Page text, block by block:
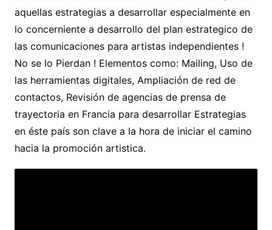
aquellas estrategias a desarrollar especialmente en
lo concerniente a desarrollo del plan estrategico de
las comunicaciones para artistas independientes !
No se lo Pierdan ! Elementos como: Mailing, Uso de
las herramientas digitales, Ampliación de red de
contactos, Revisión de agencias de prensa de
trayectoria en Francia para desarrollar Estrategias
en éste país son clave a la hora de iniciar el camino
hacia la promoción artistica.